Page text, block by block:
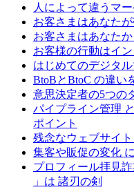
人によって違うマ
お客さまはあなた
お客さまはあなた
お客様の行動はイ
はじめてのデジタ
BtoBとBtoC の違い
意思決定者の5つの
パイプライン管理
ポイント
残念なウェブサイ
集客や販促の変化
プロフィール拝見
」は 諸刃の剣